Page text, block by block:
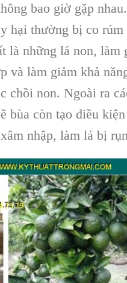
bao giờ gặp
hại thường bị co
là những lá non, làm
và làm giảm khả
chồi non. Ngoài ra
bùa còn tạo điều
nhập, làm lá bị